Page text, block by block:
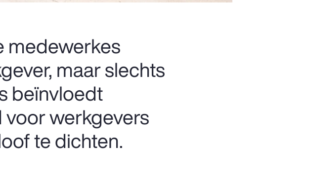
medewerkes
maar slechts
beïnvloedt
werkgevers
te dichten.